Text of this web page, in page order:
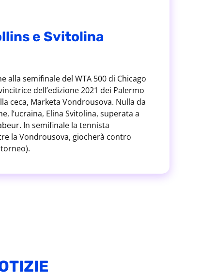
e Svitolina
alla semifinale del WTA 500 di Chicago
dell’edizione 2021 dei Palermo
ceca, Marketa Vondrousova. Nulla da
l’ucraina, Elina Svitolina, superata a
In semifinale la tennista
la Vondrousova, giocherà contro